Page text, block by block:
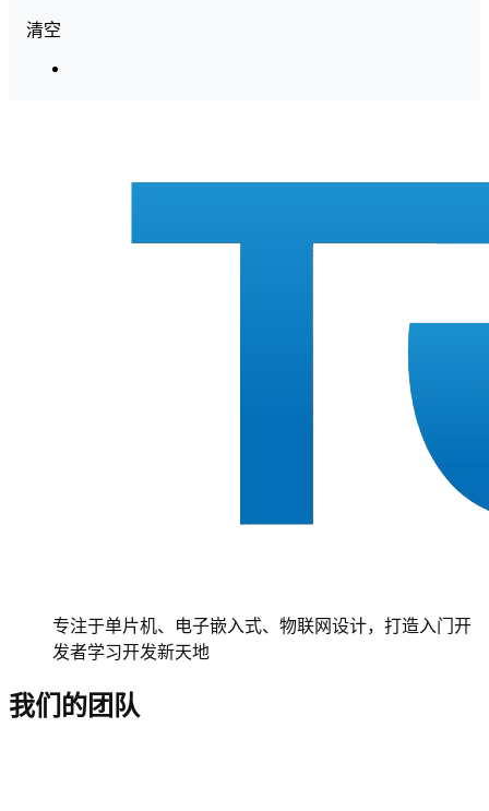
清空
专注于单片机、电子嵌入式、物联网设计，打造入门开
发者学习开发新天地
我们的团队